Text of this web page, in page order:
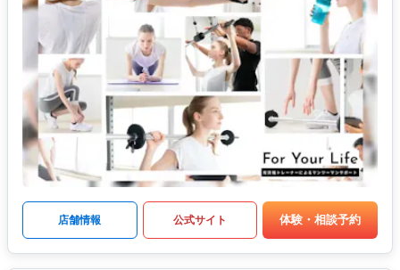
店舗情報 公式サイト 体験・相談予約